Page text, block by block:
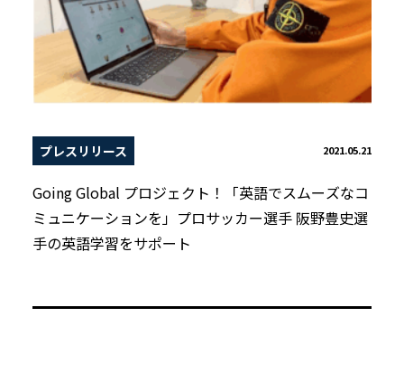
プレスリリース 2021.05.21
Going Global プロジェクト！「英語でスムーズなコ
ミュニケーションを」プロサッカー選手 阪野豊史選
手の英語学習をサポート